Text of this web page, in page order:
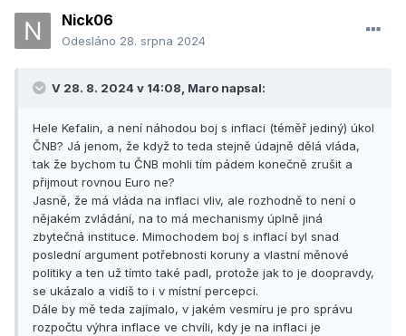
Nick06
Odesláno 28. srpna 2024
V 28. 8. 2024 v 14:08, Maro napsal:
Hele Kefalin, a není náhodou boj s inflaci (téměř jediný) úkol
ČNB? Já jenom, že když to teda stejně údajně dělá vláda,
tak že bychom tu ČNB mohli tím pádem konečně zrušit a
přijmout rovnou Euro ne?
Jasně, že má vláda na inflaci vliv, ale rozhodně to není o
nějakém zvládání, na to má mechanismy úplně jiná
zbytečná instituce. Mimochodem boj s inflací byl snad
poslední argument potřebnosti koruny a vlastní měnové
politiky a ten už tímto také padl, protože jak to je doopravdy,
se ukázalo a vidíš to i v místní percepci.
Dále by mě teda zajímalo, v jakém vesmíru je pro správu
rozpočtu výhra inflace ve chvíli, kdy je na inflaci je